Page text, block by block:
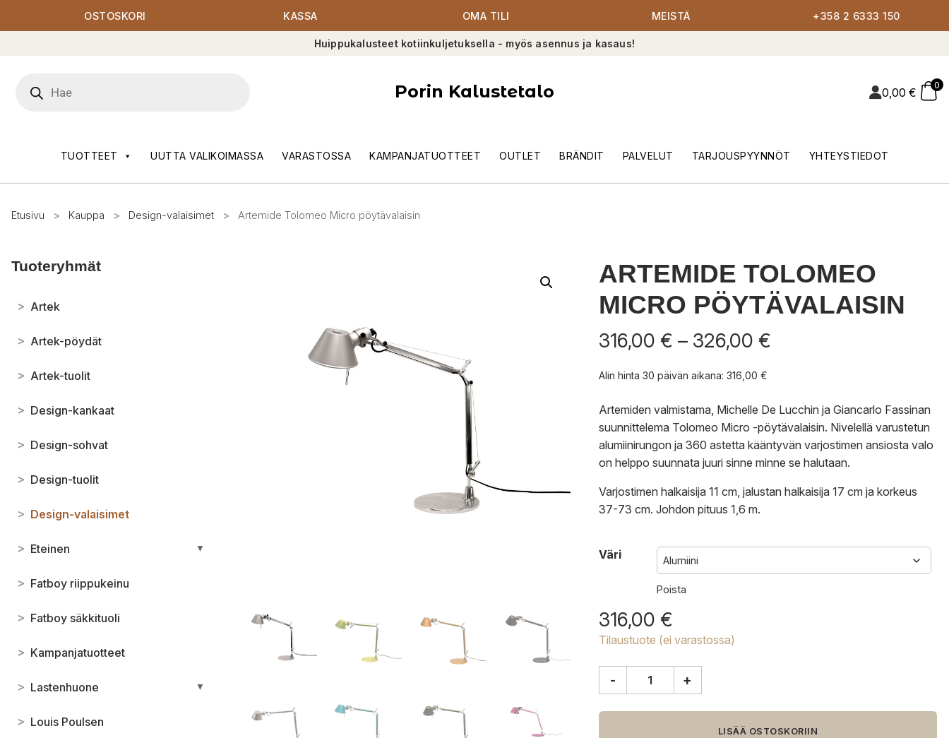
OSTOSKORI KASSA OMA TILI MEISTÄ +358 2 6333 150
Huippukalusteet kotiinkuljetuksella - myös asennus ja kasaus!
search
Porin Kalustetalo 0,00 €
0
TUOTTEET UUTTA VALIKOIMASSA VARASTOSSA KAMPANJATUOTTEET OUTLET BRÄNDIT PALVELUT TARJOUSPYYNNÖT YHTEYSTIEDOT
Etusivu > Kauppa > Design-valaisimet > Artemide Tolomeo Micro pöytävalaisin
Tuoteryhmät
> Artek
> Artek-pöydät
> Artek-tuolit
> Design-kankaat
> Design-sohvat
> Design-tuolit
> Design-valaisimet
> Eteinen ▼
> Fatboy riippukeinu
> Fatboy säkkituoli
> Kampanjatuotteet
> Lastenhuone ▼
> Louis Poulsen
ARTEMIDE TOLOMEO
MICRO PÖYTÄVALAISIN
316,00 € – 326,00 €
Alin hinta 30 päivän aikana: 316,00 €
Artemiden valmistama, Michelle De Lucchin ja Giancarlo Fassinan
suunnittelema Tolomeo Micro -pöytävalaisin. Nivelellä varustetun
alumiinirungon ja 360 astetta kääntyvän varjostimen ansiosta valo
on helppo suunnata juuri sinne minne se halutaan.
Varjostimen halkaisija 11 cm, jalustan halkaisija 17 cm ja korkeus
37-73 cm. Johdon pituus 1,6 m.
Väri
Poista
316,00 €
Tilaustuote (ei varastossa)
Micro
- +
LISÄÄ OSTOSKORIIN